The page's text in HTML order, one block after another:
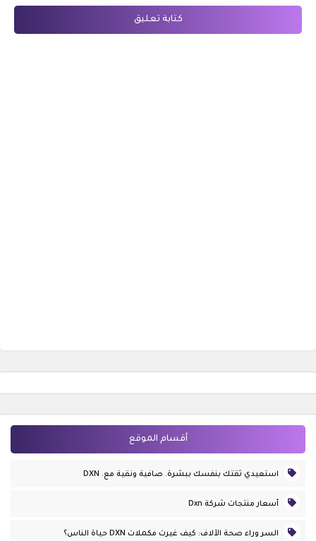
كتابة تعليق
أقسام الموقع
استعيدي ثقتك بنفسك ببشرة. صافية ونقية مع. DXN
أسعار منتجات شركة Dxn
السر وراء صحة الآلاف: كيف غيرت مكملات DXN حياة الناس؟